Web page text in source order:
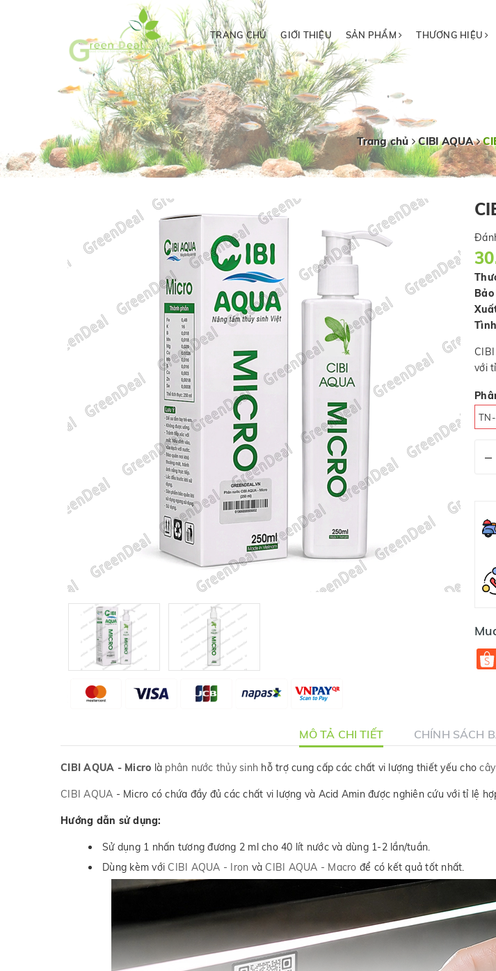
TRANG CHỦ GIỚI THIỆU SẢN PHẨM THƯƠNG HIỆU
Trang chủ CIBI AQUA
với
–
MÔ TẢ CHI TIẾT CHÍNH SÁCH
CIBI AQUA - Micro là phân nước thủy sinh hỗ trợ cung cấp các chất vi lượng thiết yếu cho
CIBI AQUA - Micro có chứa đầy đủ các chất vi lượng và Acid Amin được nghiên cứu với tỉ lệ
Hướng dẫn sử dụng:
Sử dụng 1 nhấn tương đương 2 ml cho 40 lít nước và dùng 1-2 lần/tuần.
Dùng kèm với CIBI AQUA - Iron và CIBI AQUA - Macro để có kết quả tốt nhất.